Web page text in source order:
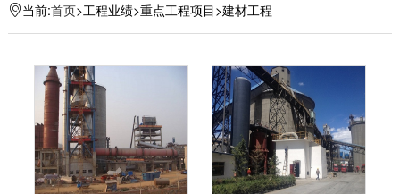
当前:首页>工程业绩>重点工程项目>建材工程